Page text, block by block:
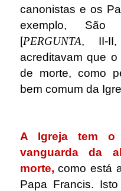
canonistas e os
exemplo, São
[PERGUNTA, II-
acreditavam que
de morte, como
bem comum da
A Igreja tem o
vanguarda da
morte, como está
Papa Francis.